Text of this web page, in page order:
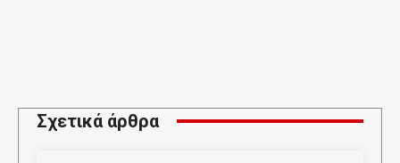
Σχετικά άρθρα